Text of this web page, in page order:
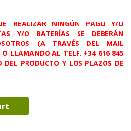
REALIZAR NINGÚN PAGO Y/O
Y/O BATERÍAS SE DEBERÁN
(A TRAVÉS DEL MAIL
LLAMANDO AL TELF. +34 616 845
DEL PRODUCTO Y LOS PLAZOS DE